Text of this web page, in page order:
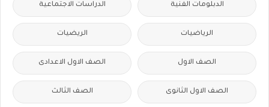
الدبلومات الفنية الدراسات الاجتماعية
الرياضيات الريضيات
الصف الاول الصف الاول الاعدادى
الصف الاول الثانوى الصف الثالث